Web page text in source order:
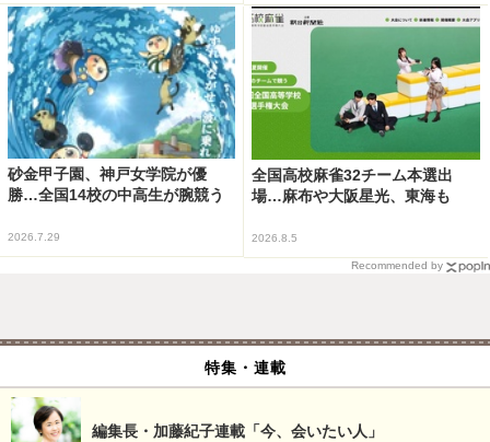
砂金甲子園、神戸女学院が優
勝…全国14校の中高生が腕競う
2026.7.29
全国高校麻雀32チーム本選出
場…麻布や大阪星光、東海も
2026.8.5
Recommended by
特集・連載
編集長・加藤紀子連載「今、会いたい人」